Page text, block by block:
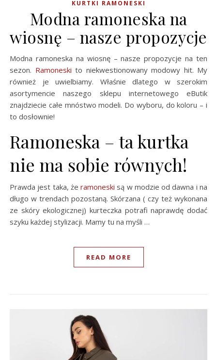
KURTKI RAMONESKI
Modna ramoneska na
wiosnę – nasze propozycje
Modna ramoneska na wiosnę – nasze propozycje na ten
sezon. Ramoneski to niekwestionowany modowy hit. My
również je uwielbiamy. Właśnie dlatego w szerokim
asortymencie naszego sklepu internetowego eButik
znajdziecie całe mnóstwo modeli. Do wyboru, do koloru – i
to dosłownie!
Ramoneska – ta kurtka
nie ma sobie równych!
Prawda jest taka, żeramoneski są w modzie od dawna i na
długo w trendach pozostaną. Skórzana ( czy też wykonana
ze skóry ekologicznej) kurteczka potrafi naprawdę dodać
szyku każdej stylizacji. Mamy tu na myśli …
READ MORE